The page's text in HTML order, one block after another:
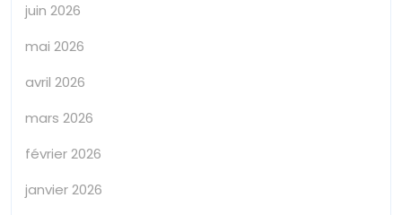
juin 2026
mai 2026
avril 2026
mars 2026
février 2026
janvier 2026